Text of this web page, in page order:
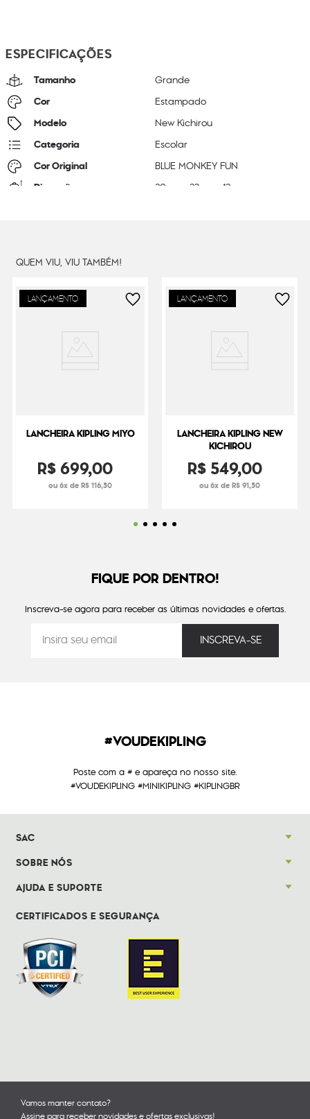
ESPECIFICAÇÕES
Tamanho Grande
Cor Estampado
Modelo New Kichirou
Categoria Escolar
Cor Original BLUE MONKEY FUN
Dimensões 20 23 12
QUEM VIU, VIU TAMBÉM!
LANÇAMENTO
LANCHEIRA KIPLING MIYO
R$699,00
ou 6x de R$ 116,50
LANÇAMENTO
LANCHEIRA KIPLING NEW
KICHIROU
R$549,00
ou 6x de R$ 91,50
FIQUE POR DENTRO!
Inscreva-se agora para receber as últimas novidades e ofertas.
#VOUDEKIPLING
Poste com a # e apareça no nosso site.
#VOUDEKIPLING #MINIKIPLING #KIPLINGBR
SAC
SOBRE NÓS
AJUDA E SUPORTE
CERTIFICADOS E SEGURANÇA
Vamos manter contato?